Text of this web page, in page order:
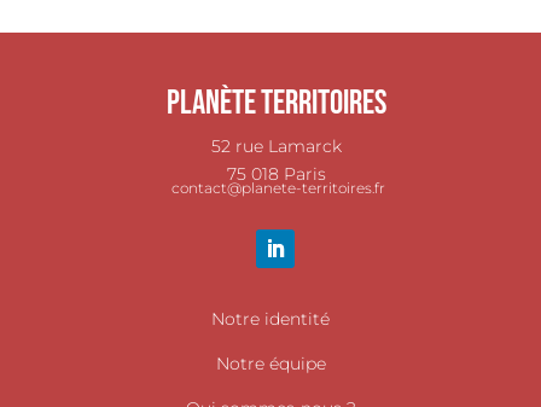
Planète Territoires
52 rue Lamarck
75 018 Paris
contact@planete-territoires.fr
Notre identité
Notre équipe